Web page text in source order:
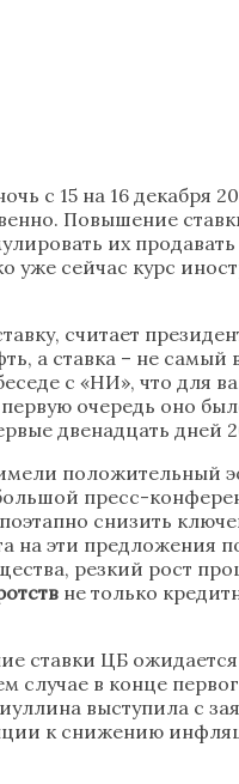
с 15 на 16 декабря
Повышение
их
уже сейчас курс
считает
а ставка – не
с «НИ», что для
очередь оно
двенадцать дней
положительный
пресс-
снизить
эти предложения
резкий рост
не только
ставки ЦБ
в конце
выступила с
к снижению